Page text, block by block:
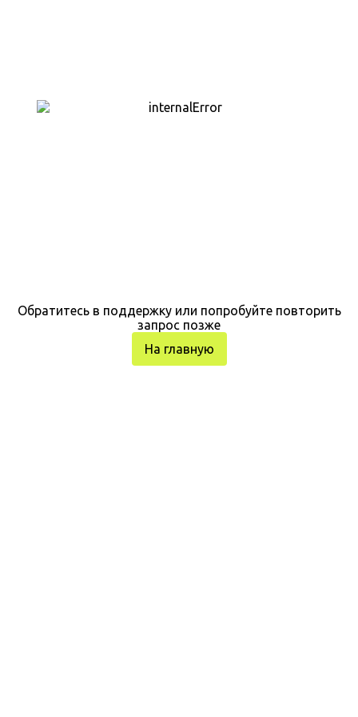
Обратитесь в поддержку или попробуйте повторить
запрос позже
На главную